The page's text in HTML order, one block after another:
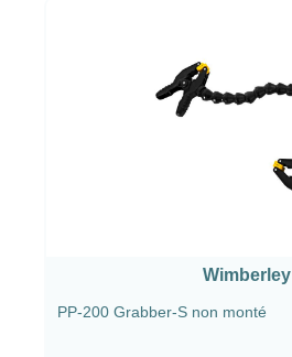
Wimberley
PP-200 Grabber-S non monté